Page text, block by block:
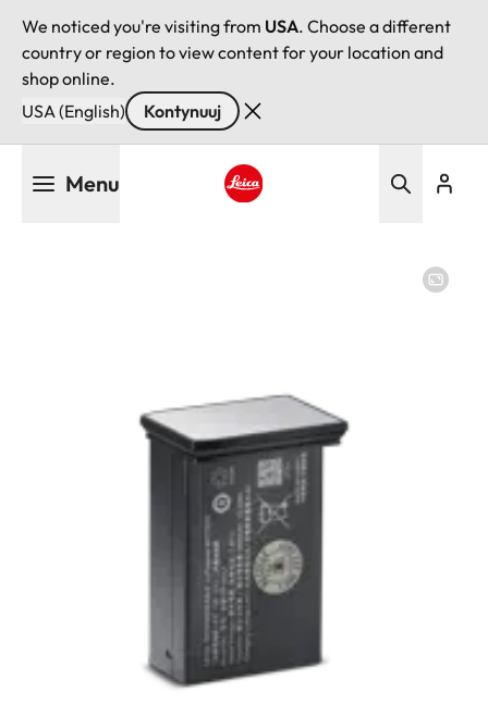
We noticed you're visiting from USA. Choose a different
country or region to view content for your location and
shop online.
USA (English)
Kontynuuj
Menu